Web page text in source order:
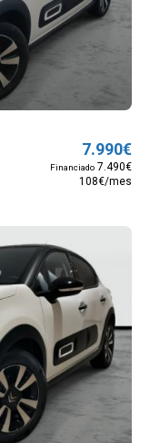
7.990€
Financiado7.490€
108€/mes